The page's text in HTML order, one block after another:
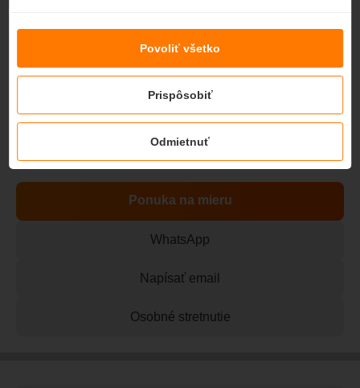
+38
Ponuka na mieru
WhatsApp
Napísať email
Osobné stretnutie
Odmietnuť
Prispôsobiť
Povoliť všetko